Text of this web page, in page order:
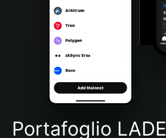
Bahasa Indonesia
Português (Brasil)
Español (Argentina)
Portafoglio LADE